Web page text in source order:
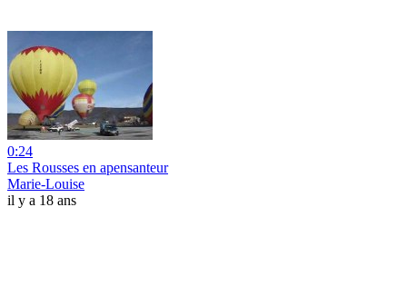
0:24
Les Rousses en apensanteur
Marie-Louise
il y a 18 ans